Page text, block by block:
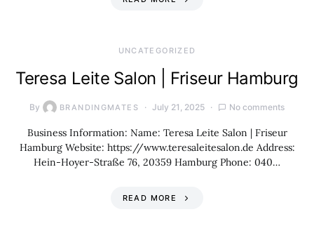
UNCATEGORIZED
Teresa Leite Salon | Friseur Hamburg
By BRANDINGMATES July 21, 2025 No comments
Business Information: Name: Teresa Leite Salon | Friseur
Hamburg Website: https://www.teresaleitesalon.de Address:
Hein-Hoyer-Straße 76, 20359 Hamburg Phone: 040…
READ MORE